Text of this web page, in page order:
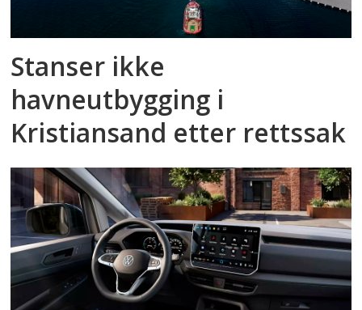
Stanser ikke
havneutbygging i
Kristiansand etter rettssak